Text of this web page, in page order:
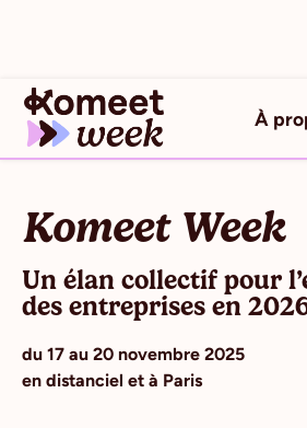
À
Komeet Week
Un élan collectif pour
des entreprises en
du 17 au 20 novembre 2025
en distanciel et à Paris